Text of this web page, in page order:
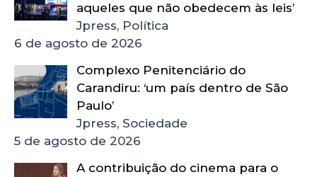
aqueles que não obedecem às leis’
Jpress, Política
6 de agosto de 2026
Complexo Penitenciário do
Carandiru: ‘um país dentro de São
Paulo’
Jpress, Sociedade
5 de agosto de 2026
A contribuição do cinema para o